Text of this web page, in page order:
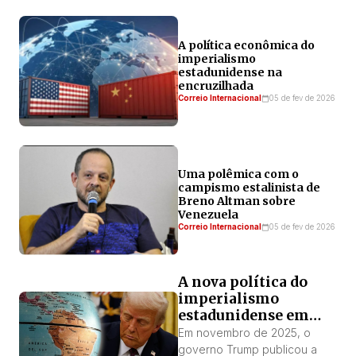
A política econômica do
imperialismo
estadunidense na
encruzilhada
Correio Internacional 05 de fev de 2026
Uma polêmica com o
campismo estalinista de
Breno Altman sobre
Venezuela
Correio Internacional 05 de fev de 2026
A nova política do
imperialismo
estadunidense em
relação à América
Latina
Em novembro de 2025, o
governo Trump publicou a